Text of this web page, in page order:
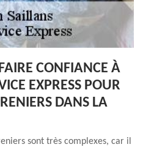
CONFIANCE À
EXPRESS POUR
DANS LA
sont très complexes, car il